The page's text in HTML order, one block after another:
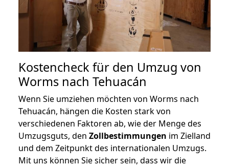
Kostencheck für den Umzug von
Worms nach Tehuacán
Wenn Sie umziehen möchten von Worms nach
Tehuacán, hängen die Kosten stark von
verschiedenen Faktoren ab, wie der Menge des
Umzugsguts, den Zollbestimmungen im Zielland
und dem Zeitpunkt des internationalen Umzugs.
Mit uns können Sie sicher sein, dass wir die